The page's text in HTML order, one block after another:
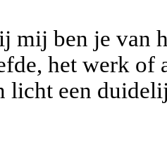
mij ben je van
het werk of
licht een